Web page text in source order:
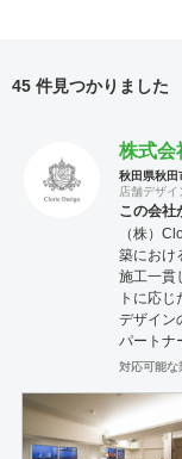
45 件見つかりました
株式
秋田県秋田
店舗デザイ
この会社
（株）
築におけ
施工一貫
トに応
デザイン
パートナ
です。パ
クロリデ
くださ
験も同様
対応可能な